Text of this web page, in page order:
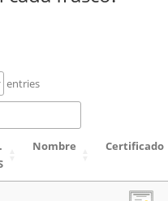
entries
Nombre Certificado